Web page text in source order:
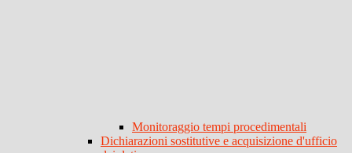
Monitoraggio tempi procedimentali
Dichiarazioni sostitutive e acquisizione d'ufficio